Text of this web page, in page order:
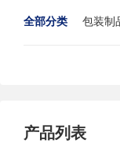
全部分类 包装制
产品列表